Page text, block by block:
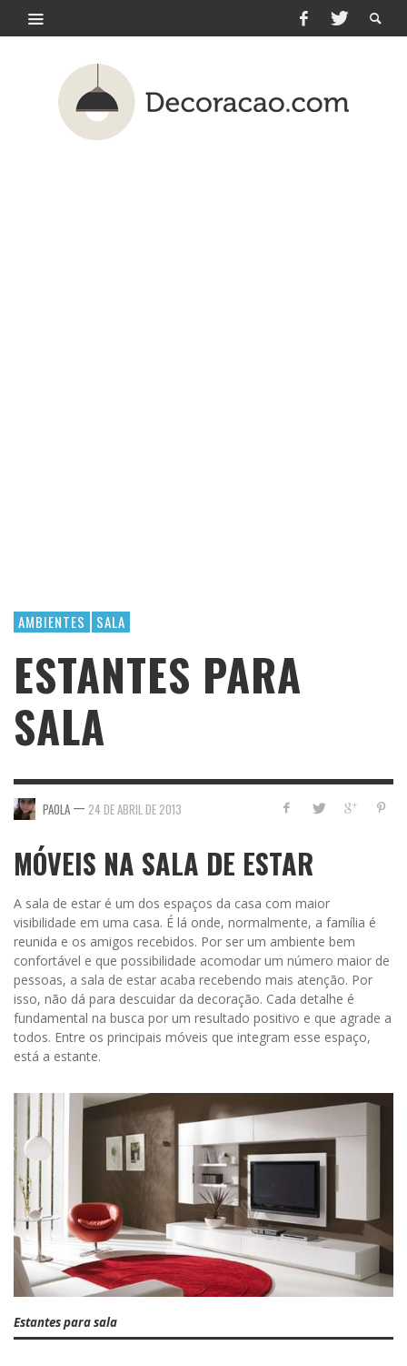
AMBIENTES SALA
ESTANTES PARA
SALA
PAOLA — 24 DE ABRIL DE 2013
MÓVEIS NA SALA DE ESTAR
A sala de estar é um dos espaços da casa com maior
visibilidade em uma casa. É lá onde, normalmente, a família é
reunida e os amigos recebidos. Por ser um ambiente bem
confortável e que possibilidade acomodar um número maior de
pessoas, a sala de estar acaba recebendo mais atenção. Por
isso, não dá para descuidar da decoração. Cada detalhe é
fundamental na busca por um resultado positivo e que agrade a
todos. Entre os principais móveis que integram esse espaço,
está a estante.
Estantes para sala